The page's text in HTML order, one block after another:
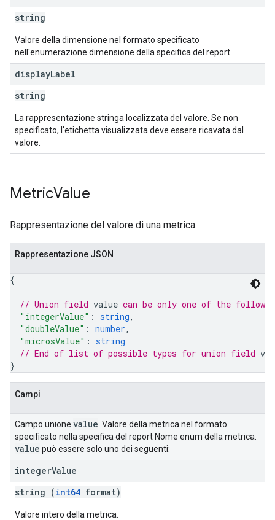
string
Valore della dimensione nel formato specificato
nell'enumerazione dimensione della specifica del report.
displayLabel
string
La rappresentazione stringa localizzata del valore. Se non
specificato, l'etichetta visualizzata deve essere ricavata dal
valore.
MetricValue
Rappresentazione del valore di una metrica.
Rappresentazione JSON
{
// Union field value can be only one of the
"integerValue" : string,
"doubleValue" : number,
"microsValue" : string
// End of list of possible types for union field
}
Campi
Campo unione value . Valore della metrica nel formato
specificato nella specifica del report Nome enum della metrica.
value può essere solo uno dei seguenti:
integerValue
string (int64 format)
Valore intero della metrica.